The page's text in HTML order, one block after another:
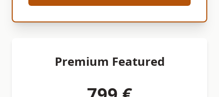
Premium Featured